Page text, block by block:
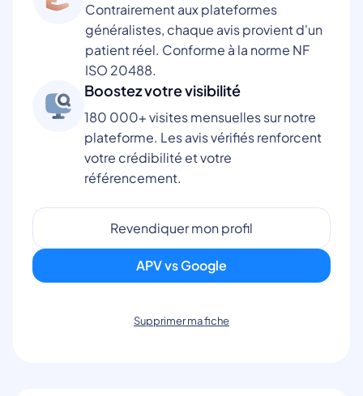
Contrairement aux plateformes
généralistes, chaque avis provient d'un
patient réel. Conforme à la norme NF
ISO 20488.
Boostez votre visibilité
180 000+ visites mensuelles sur notre
plateforme. Les avis vérifiés renforcent
votre crédibilité et votre
référencement.
Revendiquer mon profil
APV vs Google
Supprimer ma fiche